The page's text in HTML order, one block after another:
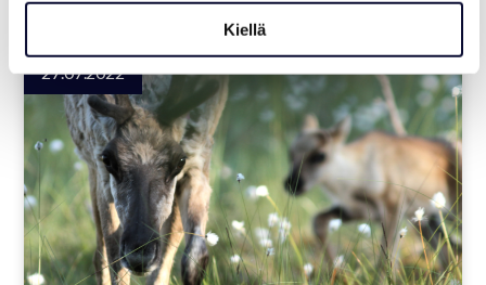
Kiellä
27.07.2022